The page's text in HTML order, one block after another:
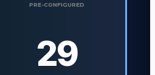
PRE-CONFIGURED
29